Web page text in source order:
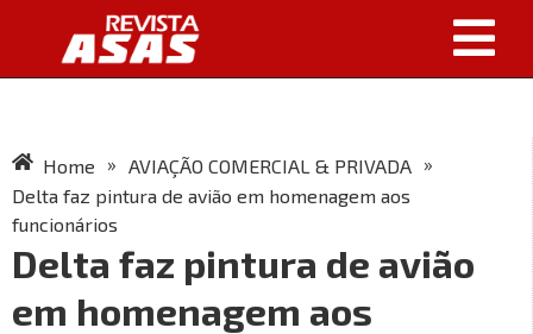
Home » AVIAÇÃO COMERCIAL & PRIVADA »
Delta faz pintura de avião em homenagem aos
funcionários
Delta faz pintura de avião
em homenagem aos